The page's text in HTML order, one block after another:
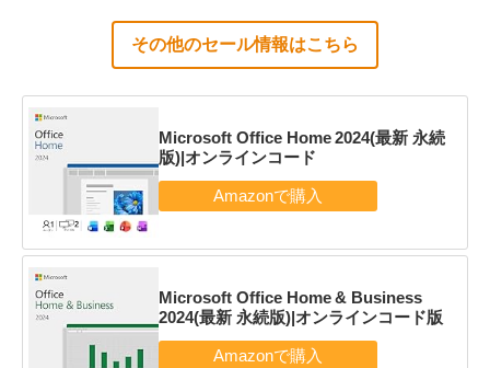
その他のセール情報はこちら
Microsoft Office Home 2024(最新 永続
版)|オンラインコード
Microsoft Office Home & Business
2024(最新 永続版)|オンラインコード版